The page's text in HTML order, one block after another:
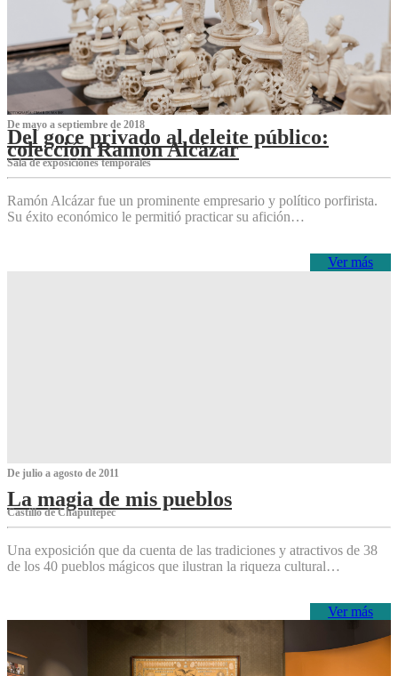
De mayo a septiembre de 2018
Del goce privado al deleite público:
colección Ramón Alcázar
Sala de exposiciones temporales
Ramón Alcázar fue un prominente empresario y político porfirista.
Su éxito económico le permitió practicar su afición…
Ver más
De julio a agosto de 2011
La magia de mis pueblos
Castillo de Chapultepec
Una exposición que da cuenta de las tradiciones y atractivos de 38
de los 40 pueblos mágicos que ilustran la riqueza cultural…
Ver más